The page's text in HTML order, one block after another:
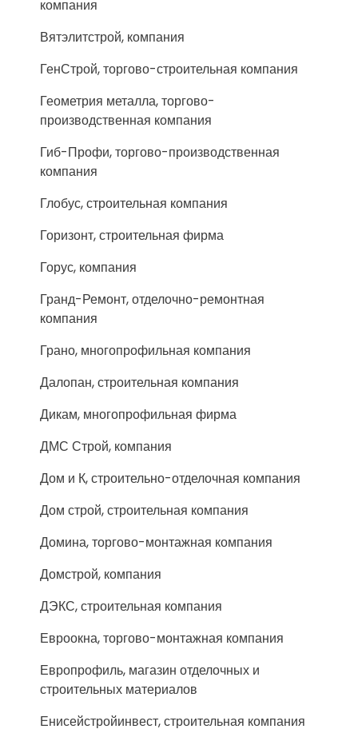
компания
Вятэлитстрой, компания
ГенСтрой, торгово-строительная компания
Геометрия металла, торгово-
производственная компания
Гиб-Профи, торгово-производственная
компания
Глобус, строительная компания
Горизонт, строительная фирма
Горус, компания
Гранд-Ремонт, отделочно-ремонтная
компания
Грано, многопрофильная компания
Далопан, строительная компания
Дикам, многопрофильная фирма
ДМС Строй, компания
Дом и К, строительно-отделочная компания
Дом строй, строительная компания
Домина, торгово-монтажная компания
Домстрой, компания
ДЭКС, строительная компания
Евроокна, торгово-монтажная компания
Европрофиль, магазин отделочных и
строительных материалов
Енисейстройинвест, строительная компания